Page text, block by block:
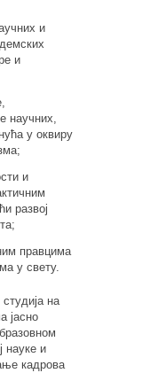
и
и
научних,
у оквиру
и
развој
правцима
у свету.
на
јасно
науке и
кадрова